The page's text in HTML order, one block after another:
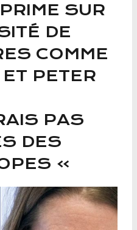
SUR
DE
COMME
PETER
PAS
DES
»